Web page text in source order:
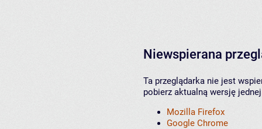
Niewspierana
Ta przeglądarka nie jest
pobierz aktualną wersję
Mozilla Firefox
Google Chrome